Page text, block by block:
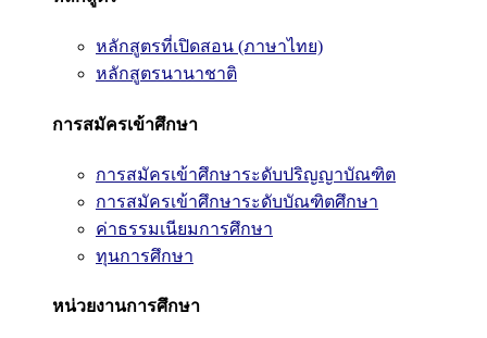
หลักสูตรที่เปิดสอน (ภาษาไทย)
หลักสูตรนานาชาติ
การสมัครเข้าศึกษา
การสมัครเข้าศึกษาระดับปริญญาบัณฑิต
การสมัครเข้าศึกษาระดับบัณฑิตศึกษา
ค่าธรรมเนียมการศึกษา
ทุนการศึกษา
หน่วยงานการศึกษา